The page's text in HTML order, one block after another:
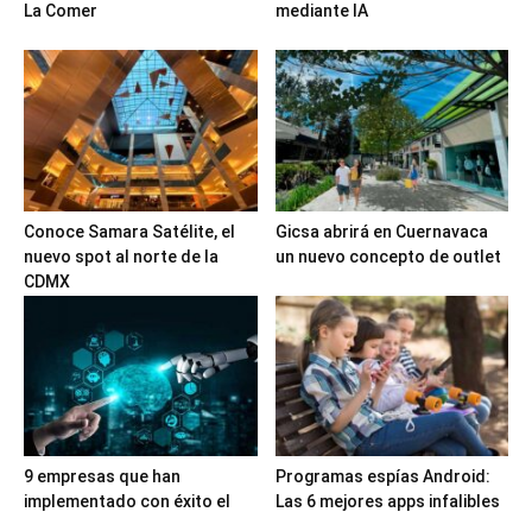
La Comer
mediante IA
Conoce Samara Satélite, el
nuevo spot al norte de la
CDMX
Gicsa abrirá en Cuernavaca
un nuevo concepto de outlet
9 empresas que han
implementado con éxito el
Programas espías Android:
Las 6 mejores apps infalibles